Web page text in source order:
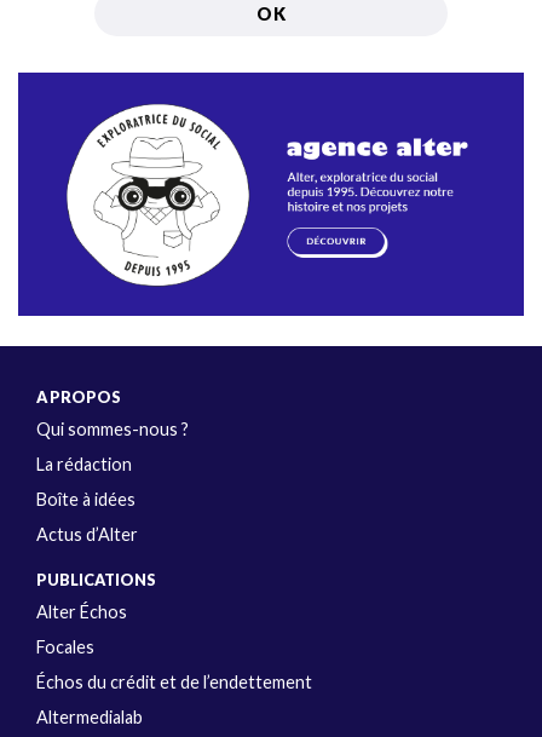
A PROPOS
Qui sommes-nous ?
La rédaction
Boîte à idées
Actus d’Alter
PUBLICATIONS
Alter Échos
Focales
Échos du crédit et de l’endettement
Altermedialab